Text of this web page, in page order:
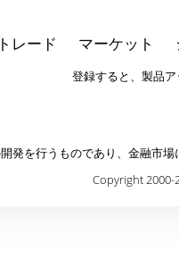
レード マーケット
登録すると、製品
発を行うものであり、金融市
Copyright 2000-